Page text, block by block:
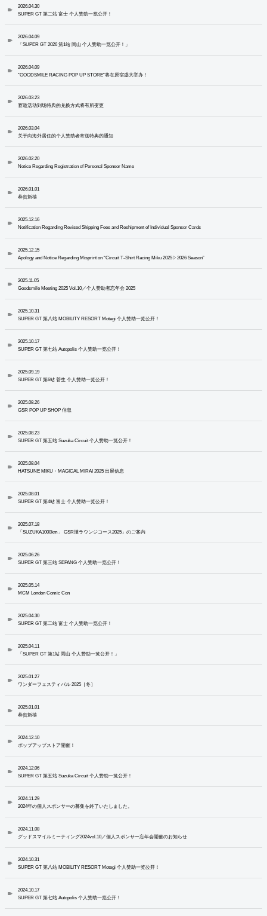
2026.04.30
SUPER GT 第二站 富士 个人赞助一览公开！
2026.04.09
「SUPER GT 2026 第1站 岡山 个人赞助一览公开！」
2026.04.09
“GOODSMILE RACING POP UP STORE”将在原宿盛大举办！
2026.03.23
赛道活动到场特典的兑换方式将有所变更
2026.03.04
关于向海外居住的个人赞助者寄送特典的通知
2026.02.20
Notice Regarding Registration of Personal Sponsor Name
2026.01.01
恭贺新禧
2025.12.16
Notification Regarding Revised Shipping Fees and Reshipment of Individual Sponsor Cards
2025.12.15
Apology and Notice Regarding Misprint on “Circuit T-Shirt Racing Miku 2025▷2026 Season”
2025.11.05
Goodsmile Meeting 2025 Vol.10／个人赞助者忘年会 2025
2025.10.31
SUPER GT 第八站 MOBILITY RESORT Motegi 个人赞助一览公开！
2025.10.17
SUPER GT 第七站 Autopolis 个人赞助一览公开！
2025.09.19
SUPER GT 第6站 菅生 个人赞助一览公开！
2025.08.26
GSR POP UP SHOP 信息
2025.08.23
SUPER GT 第五站 Suzuka Circuit 个人赞助一览公开！
2025.08.04
HATSUNE MIKU・MAGICAL MIRAI 2025 出展信息
2025.08.01
SUPER GT 第4站 富士 个人赞助一览公开！
2025.07.18
「SUZUKA1000km」 GSR漢ラウンジコース2025」のご案内
2025.06.26
SUPER GT 第三站 SEPANG 个人赞助一览公开！
2025.05.14
MCM London Comic Con
2025.04.30
SUPER GT 第二站 富士 个人赞助一览公开！
2025.04.11
「SUPER GT 第1站 岡山 个人赞助一览公开！」
2025.01.27
ワンダーフェスティバル 2025［冬］
2025.01.01
恭贺新禧
2024.12.10
ポップアップストア開催！
2024.12.06
SUPER GT 第五站 Suzuka Circuit 个人赞助一览公开！
2024.11.29
2024年の個人スポンサーの募集を終了いたしました。
2024.11.08
グッドスマイルミーティング2024vol.10／個人スポンサー忘年会開催のお知らせ
2024.10.31
SUPER GT 第八站 MOBILITY RESORT Motegi 个人赞助一览公开！
2024.10.17
SUPER GT 第七站 Autopolis 个人赞助一览公开！